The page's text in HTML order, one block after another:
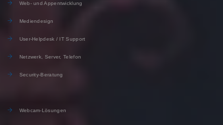
Web- und Appentwicklung
Mediendesign
User-Helpdesk / IT Support
Netzwerk, Server, Telefon
Security-Beratung
Webcam-Lösungen